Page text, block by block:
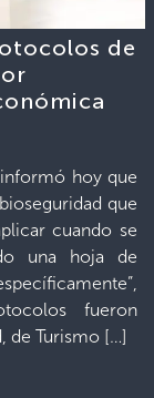
de
hoy que
que
cuando se
una hoja de
fueron
de Turismo […]